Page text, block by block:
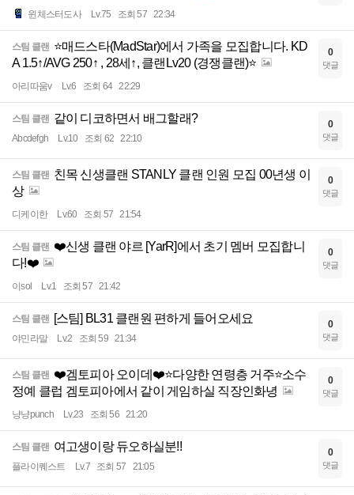
윈체스터도사 Lv.75 조회 57 22:34
스팀 클랜 ⭐매드스타(MadStar)에서 가족을 모집합니다. KD
A 1.5↑/AVG 250↑ , 28세↑, 클랜Lv20 (경쟁클랜)⭐
아리따움v Lv.6 조회 64 22:29
0
댓글
스팀 클랜 같이 디코하면서 배그할래?
Abcdefgh Lv.10 조회 62 22:10
0
댓글
스팀 클랜 친목 신생클랜 STANLY 클랜 인원 모집 00년생 이
상
디케이한 Lv.60 조회 57 21:54
0
댓글
스팀 클랜 ❤️신생 클랜 야르 [YarR]에서 초기 멤버 모집합니
다!❤️
이sol Lv.1 조회 57 21:42
0
댓글
스팀 클랜 [스팀] BL31 클랜원 편하게 들어오세요
야민라말 Lv.2 조회 59 21:34
0
댓글
스팀 클랜 ❤️겜토피아 오이데❤️⭐️다양한 연령층 거주⭐️소수
정예 클럽 겜토피아에서 같이 게임하실 직장인화녕
냥냥punch Lv.23 조회 56 21:20
0
댓글
스팀 클랜 여고생이랑 듀오하실분!!
플라이퀘스트 Lv.7 조회 57 21:05
0
댓글